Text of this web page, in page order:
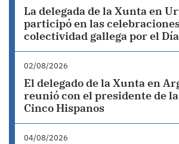
La delegada de la Xunta en
participó en las
colectividad gallega por el
02/08/2026
El delegado de la Xunta en
reunió con el presidente de
Cinco Hispanos
04/08/2026